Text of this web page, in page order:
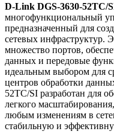
D-Link DGS-3630-52TC/
многофункциональный
предназначенный для
сетевых инфраструктур.
множество портов,
данных и передовые
идеальным выбором для
центров обработки
52TC/SI разработан для
легкого
любым изменениям в
стабильную и